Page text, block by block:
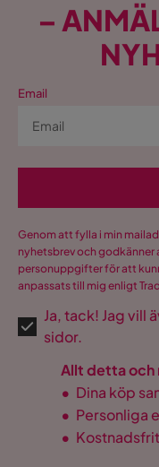
–
Email
Genom att fylla i min
nyhetsbrev och godkänner
personuppgifter för att
anpassats till mig enligt
Ja, tack! Jag vill
sidor.
Allt detta och
• Dina köp
• Personliga
•